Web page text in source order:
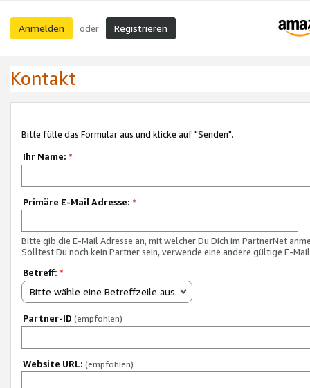
Anmelden oder Registrieren
Kontakt
Bitte fülle das Formular aus und klicke auf "Senden".
Ihr Name: *
Primäre E-Mail Adresse: *
Bitte gib die E-Mail Adresse an, mit welcher Du Dich im PartnerNet
Solltest Du noch kein Partner sein, verwende eine andere gültige E-
Betreff: *
Bitte wähle eine Betreffzeile aus.
Partner-ID (empfohlen)
Website URL: (empfohlen)